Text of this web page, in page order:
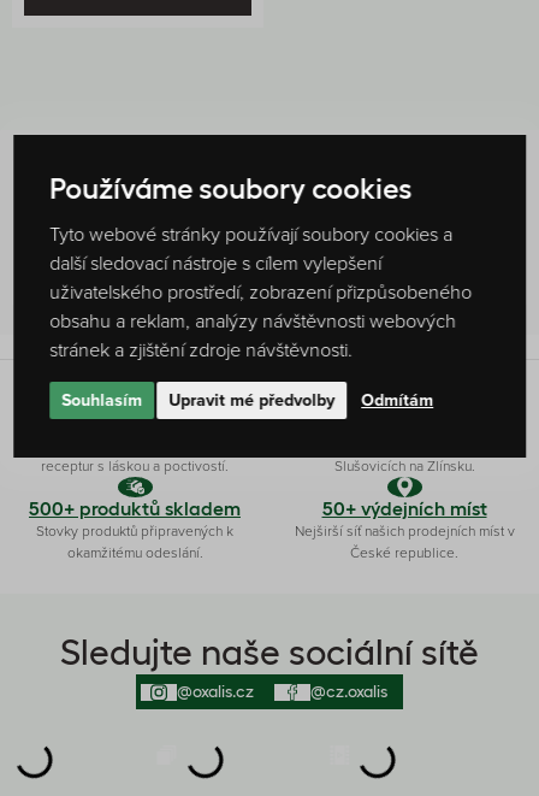
Hodnocení produktu
80 %1hodnocení
Originální receptura
receptur s láskou a poctivostí.
Ryze česká firma
Slušovicích na Zlínsku.
500+ produktů skladem
Stovky produktů připravených k
okamžitému odeslání.
50+ výdejních míst
Nejširší síť našich prodejních míst v
České republice.
Sledujte naše sociální sítě
@oxalis.cz @cz.oxalis
Používáme soubory cookies
Tyto webové stránky používají soubory cookies a
další sledovací nástroje s cílem vylepšení
uživatelského prostředí, zobrazení přizpůsobeného
obsahu a reklam, analýzy návštěvnosti webových
stránek a zjištění zdroje návštěvnosti.
Souhlasím Upravit mé předvolby Odmítám